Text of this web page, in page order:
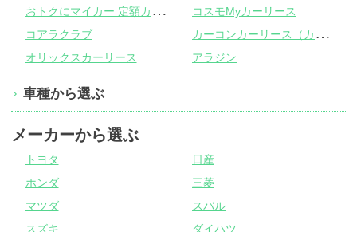
お
トクにマイカー 定額カルモくん
コスモMyカーリース
コアラクラブ
カ
ーコンカーリース（カーコンビニ倶楽部）
オリックスカーリース アラジン
車種から選ぶ
メーカーから選ぶ
トヨタ
日産
ホンダ
三菱
マツダ
スバル
スズキ
ダイハツ